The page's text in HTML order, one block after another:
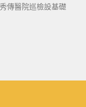
傳醫院巡檢設基礎